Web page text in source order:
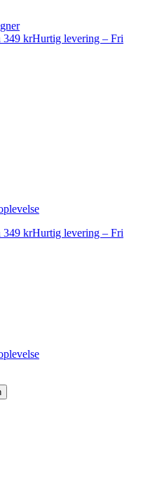
Hurtig levering – Fri
Hurtig levering – Fri